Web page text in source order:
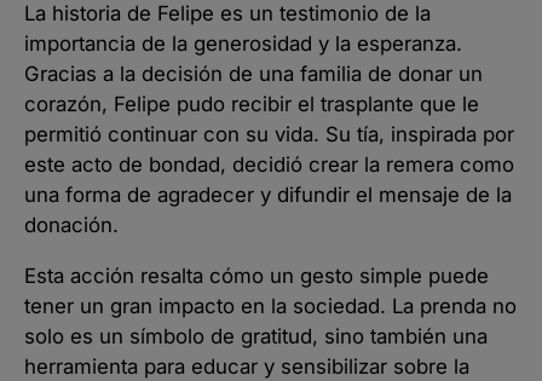
La historia de Felipe es un testimonio de la
importancia de la generosidad y la esperanza.
Gracias a la decisión de una familia de donar un
corazón, Felipe pudo recibir el trasplante que le
permitió continuar con su vida. Su tía, inspirada por
este acto de bondad, decidió crear la remera como
una forma de agradecer y difundir el mensaje de la
donación.
Esta acción resalta cómo un gesto simple puede
tener un gran impacto en la sociedad. La prenda no
solo es un símbolo de gratitud, sino también una
herramienta para educar y sensibilizar sobre la